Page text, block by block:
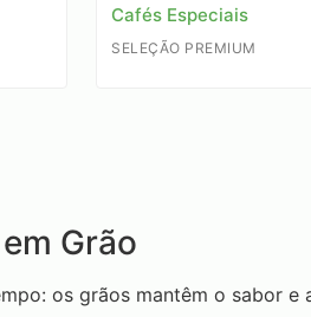
Cafés Especiais
SELEÇÃO PREMIUM
Grão
os grãos mantêm o sabor e